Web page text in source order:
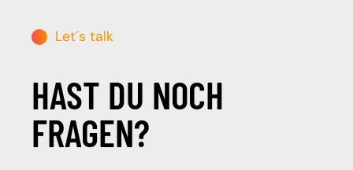
Let´s talk
HAST DU NOCH
FRAGEN?